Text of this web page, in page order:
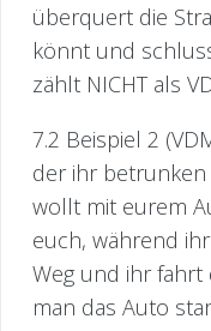
überquert die
könnt und
zählt NICHT als
7.2 Beispiel 2
der ihr
wollt mit eurem
euch, während
Weg und ihr fahrt
man das Auto